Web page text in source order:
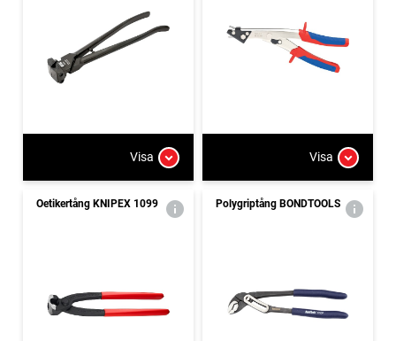
Visa Visa
Oetikertång KNIPEX 1099 Polygriptång BONDTOOLS